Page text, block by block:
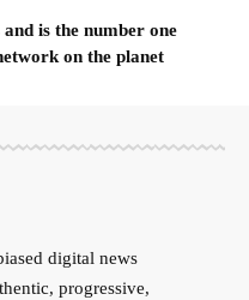
is the number one
on the planet
digital news
progressive,